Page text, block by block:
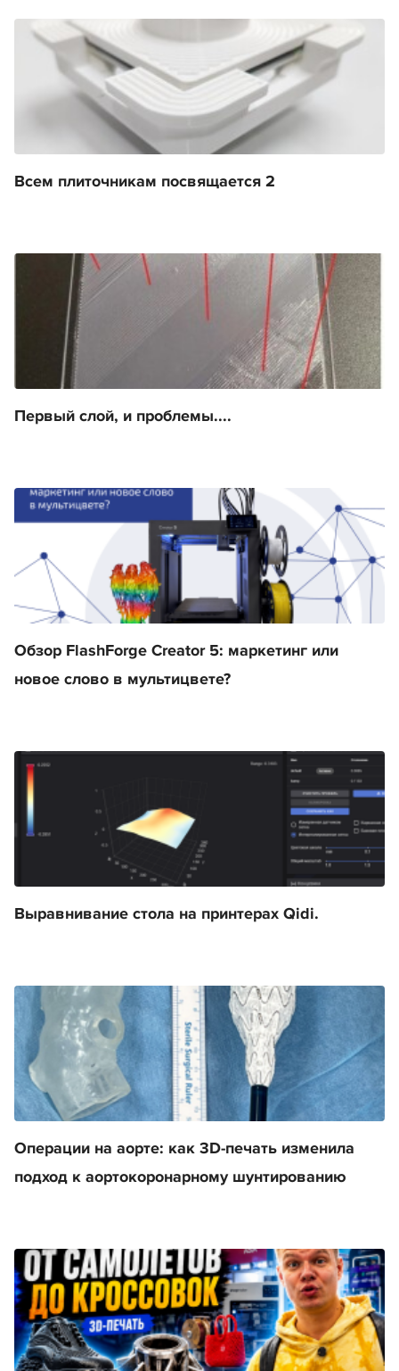
Всем плиточникам посвящается 2
Первый слой, и проблемы....
Обзор FlashForge Creator 5: маркетинг или
новое слово в мультицвете?
Выравнивание стола на принтерах Qidi.
Операции на аорте: как 3D-печать изменила
подход к аортокоронарному шунтированию